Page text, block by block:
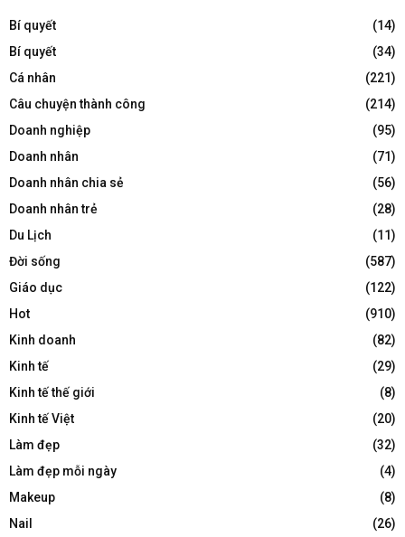
Bí quyết
(14)
Bí quyết
(34)
Cá nhân
(221)
Câu chuyện thành công
(214)
Doanh nghiệp
(95)
Doanh nhân
(71)
Doanh nhân chia sẻ
(56)
Doanh nhân trẻ
(28)
Du Lịch
(11)
Đời sống
(587)
Giáo dục
(122)
Hot
(910)
Kinh doanh
(82)
Kinh tế
(29)
Kinh tế thế giới
(8)
Kinh tế Việt
(20)
Làm đẹp
(32)
Làm đẹp mỗi ngày
(4)
Makeup
(8)
Nail
(26)